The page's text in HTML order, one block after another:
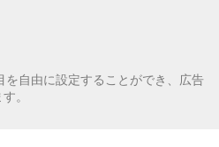
自由に設定することができ、広告
。